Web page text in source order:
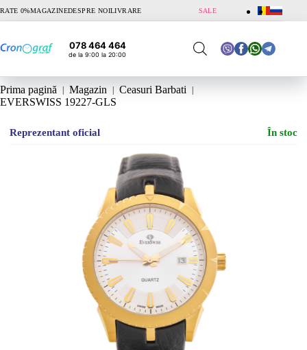
RATE 0%MAGAZINEDESPRE NOILIVRARE SALE
078 464 464
de la 9:00 la 20:00
Prima pagină Magazin
Ceasuri Barbati
EVERSWISS 19227-GLS
Reprezentant oficial În stoc